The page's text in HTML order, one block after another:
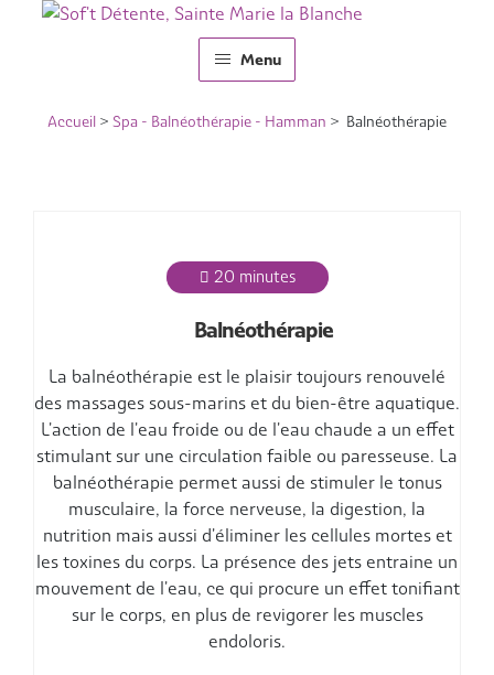
navigation
Menu
Spa
Reiki
Les produits
Nous contacter
Tél. 03 80 22 13 34
Mon compte
Mon panier
Accueil > Spa - Balnéothérapie - Hamman > Balnéothérapie
20 minutes
Balnéothérapie
La balnéothérapie est le plaisir toujours renouvelé
des massages sous-marins et du bien-être aquatique.
L'action de l'eau froide ou de l'eau chaude a un effet
stimulant sur une circulation faible ou paresseuse. La
balnéothérapie permet aussi de stimuler le tonus
musculaire, la force nerveuse, la digestion, la
nutrition mais aussi d'éliminer les cellules mortes et
les toxines du corps. La présence des jets entraine un
mouvement de l'eau, ce qui procure un effet tonifiant
sur le corps, en plus de revigorer les muscles
endoloris.